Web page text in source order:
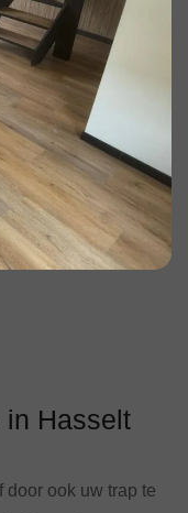
in Hasselt
door ook uw trap te